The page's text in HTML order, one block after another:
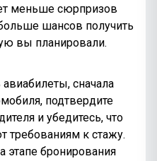
меньше сюрпризов
шансов получить
вы планировали.
сначала
подтвердите
и убедитесь, что
требованиям к стажу.
этапе бронирования